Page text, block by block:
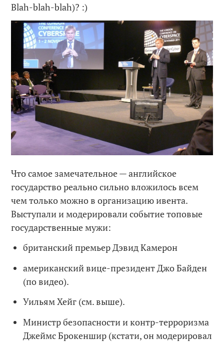
Blah-blah-blah)? :)
Что самое замечательное — английское
государство реально сильно вложилось всем
чем только можно в организацию ивента.
Выступали и модерировали событие топовые
государственные мужи:
британский премьер Дэвид Камерон
американский вице-президент Джо Байден
(по видео).
Уильям Хейг (см. выше).
Министр безопасности и контр-терроризма
Джеймс Брокеншир (кстати, он модерировал